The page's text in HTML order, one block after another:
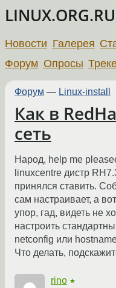
LINUX.ORG.RU
Новости Галерея
Форум Опросы
Форум — Linux-install
Как в
сеть
Народ, help me
linuxcentre дистр
принялся ставить.
сам настраивает, а
упор, гад, видеть не
настроить
netconfig или
Что делать,
rino ★